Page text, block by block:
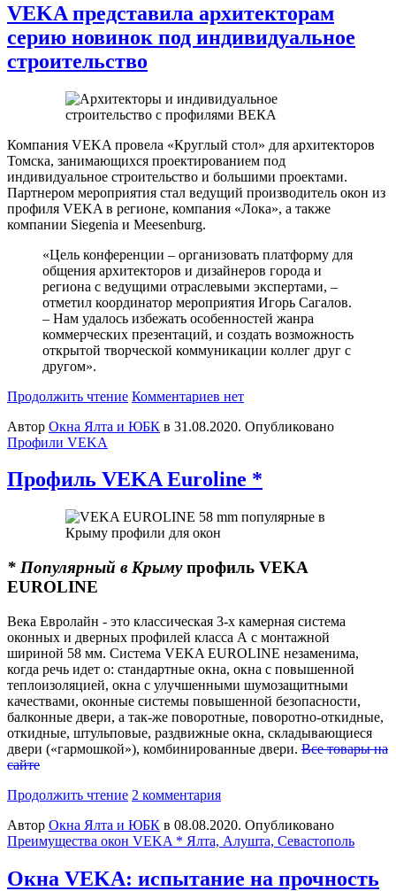
VEKA представила архитекторам
серию новинок под индивидуальное
строительство
Компания VEKA провела «Круглый стол» для архитекторов
Томска, занимающихся проектированием под
индивидуальное строительство и большими проектами.
Партнером мероприятия стал ведущий производитель окон из
профиля VEKA в регионе, компания «Лока», а также
компании Siegenia и Meesenburg.
«Цель конференции – организовать платформу для
общения архитекторов и дизайнеров города и
региона с ведущими отраслевыми экспертами, –
отметил координатор мероприятия Игорь Сагалов.
– Нам удалось избежать особенностей жанра
коммерческих презентаций, и создать возможность
открытой творческой коммуникации коллег друг с
другом».
Продолжить чтение Комментариев нет
Автор Окна Ялта и ЮБК в 31.08.2020. Опубликовано
Профили VEKA
Профиль VEKA Euroline *
* Популярный в Крымупрофиль VEKA
EUROLINE
Века Евролайн - это классическая 3-х камерная система
оконных и дверных профилей класса А с монтажной
шириной 58 мм. Система VEKA EUROLINE незаменима,
когда речь идет о: стандартные окна, окна с повышенной
теплоизоляцией, окна с улучшенными шумозащитными
качествами, оконные системы повышенной безопасности,
балконные двери, а так-же поворотные, поворотно-откидные,
откидные, штульповые, раздвижные окна, складывающиеся
двери («гармошкой»), комбинированные двери. Все товары на
сайте
Продолжить чтение 2 комментария
Автор Окна Ялта и ЮБК в 08.08.2020. Опубликовано
Преимущества окон VEKA * Ялта, Алушта, Севастополь
Окна VEKA: испытание на прочность